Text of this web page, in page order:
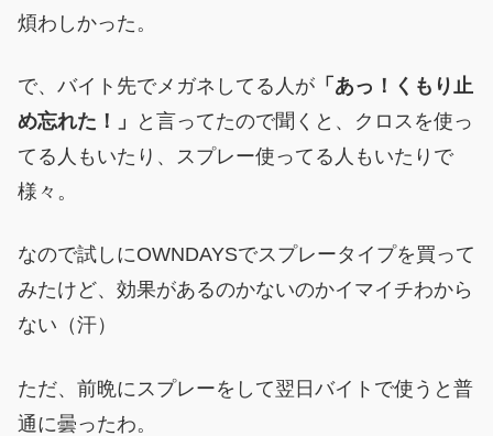
煩わしかった。
で、バイト先でメガネしてる人が 「あっ！くもり止
め忘れた！」
と言ってたので聞くと、クロスを使っ
てる人もいたり、スプレー使ってる人もいたりで
様々。
なので試しにOWNDAYSでスプレータイプを買って
みたけど、効果があるのかないのかイマイチわから
ない（汗）
ただ、前晩にスプレーをして翌日バイトで使うと普
通に曇ったわ。